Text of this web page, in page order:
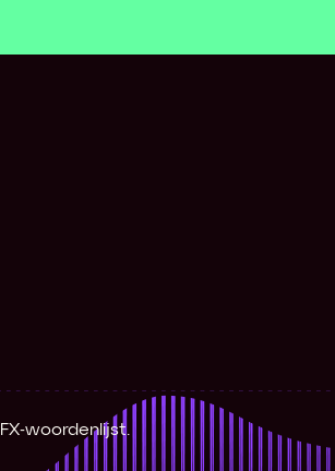
woordenlijst.